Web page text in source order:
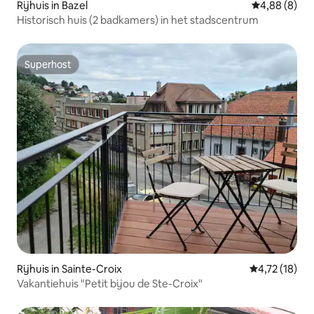
Rijhuis in Bazel Gemiddelde
4,88 (8)
Historisch huis (2 badkamers) in het stadscentrum
Superhost
Superhost
Rijhuis in Sainte-Croix Gemiddelde
4,72 (18)
Vakantiehuis "Petit bijou de Ste-Croix"